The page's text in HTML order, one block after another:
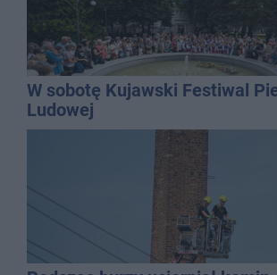
W sobotę Kujawski Festiwal
Ludowej